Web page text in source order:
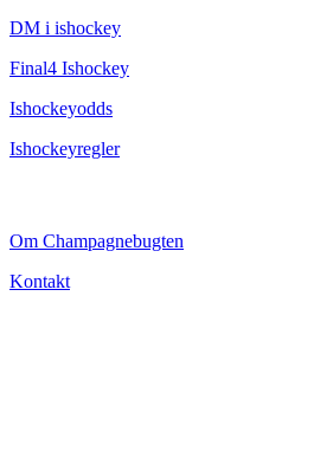
DM i ishockey
Final4 Ishockey
Ishockeyodds
Ishockeyregler
Om Champagnebugten
Kontakt